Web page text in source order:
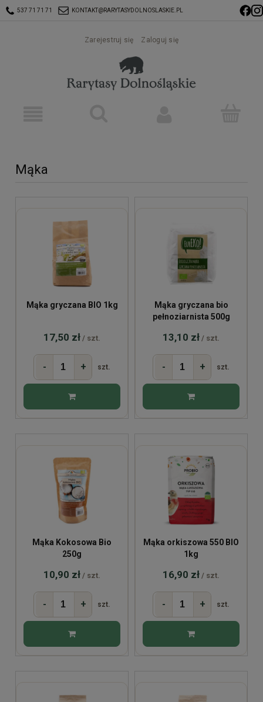
537 71 71 71 KONTAKT@RARYTASYDOLNOSLASKIE.PL
Zarejestruj się Zaloguj się
Mąka
Mąka gryczana BIO 1kg
17,50 zł / szt.
- + szt.
Mąka gryczana bio
pełnoziarnista 500g
13,10 zł / szt.
- + szt.
Mąka Kokosowa Bio
250g
10,90 zł / szt.
- + szt.
Mąka orkiszowa 550 BIO
1kg
16,90 zł / szt.
- + szt.